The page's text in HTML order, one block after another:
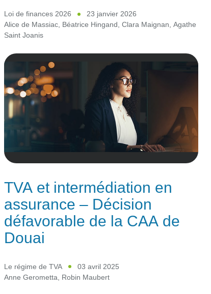
Loi de finances 2026
23 janvier 2026
Alice de Massiac, Béatrice Hingand, Clara Maignan, Agathe
Saint Joanis
TVA et intermédiation en
assurance – Décision
défavorable de la CAA de
Douai
Le régime de TVA
03 avril 2025
Anne Gerometta Robin Maubert